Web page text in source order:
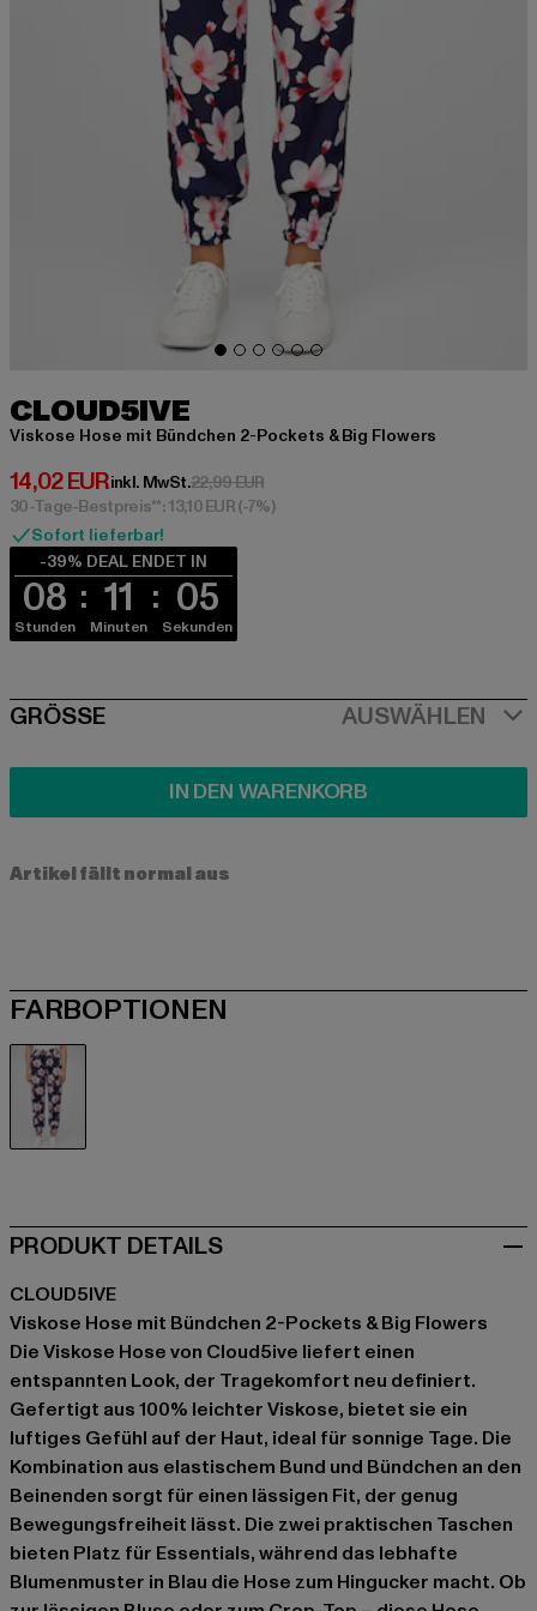
CLOUD5IVE
Viskose Hose mit Bündchen 2-Pockets & Big Flowers
14,02 EUR
Derzeitiger Preis: 14,02 EUR
inkl. MwSt.22,99 EURAktionspreis: 22,99 EUR
30-Tage-Bestpreis**: 13,10 EUR(-7%)
Sofort lieferbar!
-39% DEAL ENDET IN
08
Stunden
11
Minuten
05
Sekunden
SIZE
GRÖSSE AUSWÄHLEN
IN DEN WARENKORB
Artikel fällt normal aus
FARBOPTIONEN
PRODUKT DETAILS
CLOUD5IVE
Viskose Hose mit Bündchen 2-Pockets & Big Flowers
Die Viskose Hose von Cloud5ive liefert einen
entspannten Look, der Tragekomfort neu definiert.
Gefertigt aus 100% leichter Viskose, bietet sie ein
luftiges Gefühl auf der Haut, ideal für sonnige Tage. Die
Kombination aus elastischem Bund und Bündchen an den
Beinenden sorgt für einen lässigen Fit, der genug
Bewegungsfreiheit lässt. Die zwei praktischen Taschen
bieten Platz für Essentials, während das lebhafte
Blumenmuster in Blau die Hose zum Hingucker macht. Ob